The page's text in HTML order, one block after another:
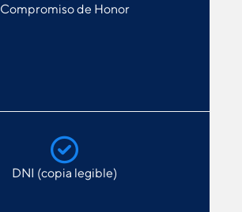
Compromiso de Honor
DNI (copia legible)